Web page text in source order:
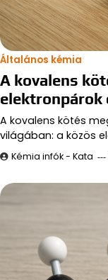
Általános kémia
A kovalens
elektronpárok
A kovalens kötés
világában: a közös
Kémia infók - Kata